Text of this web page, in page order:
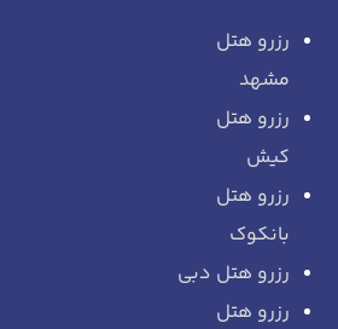
رزرو هتل
مشهد
رزرو هتل
کیش
رزرو هتل
بانکوک
رزرو هتل دبی
رزرو هتل